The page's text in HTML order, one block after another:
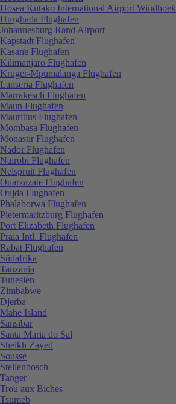
Hosea Kutako International Airport Windhoek
Hurghada Flughafen
Johannesburg Rand Airport
Kapstadt Flughafen
Kasane Flughafen
Kilimanjaro Flughafen
Kruger-Mpumalanga Flughafen
Lanseria Flughafen
Marrakesch Flughafen
Maun Flughafen
Mauritius Flughafen
Mombasa Flughafen
Monastir Flughafen
Nador Flughafen
Nairobi Flughafen
Nelspruit Flughafen
Ouarzazate Flughafen
Oujda Flughafen
Phalaborwa Flughafen
Pietermaritzburg Flughafen
Port Elizabeth Flughafen
Praia Intl. Flughafen
Rabat Flughafen
Südafrika
Tanzania
Tunesien
Zimbabwe
Djerba
Mahe Island
Sansibar
Santa Maria do Sal
Sheikh Zayed
Sousse
Stellenbosch
Tanger
Trou aux Biches
Tsumeb